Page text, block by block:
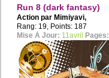
Run 8 (dark fantasy)
Action par Mimiyavi,
studio.takoyaki
Rang: 19, Points: 187
Mise À Jour: 11avril Pages: